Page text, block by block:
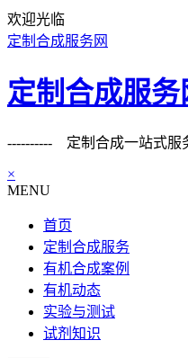
欢迎光临
定制合成服务网
定制合成服务
---------- 定制合成一站式服
×
MENU
首页
定制合成服务
有机合成案例
有机动态
实验与测试
试剂知识